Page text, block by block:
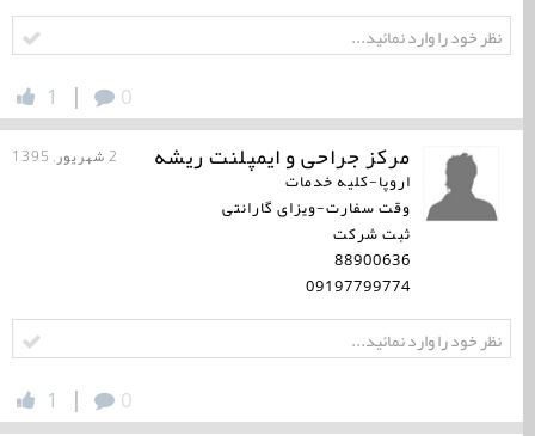
0
|
1
مرکز جراحی و ایمپلنت ریشه 2 شهریور, 1395
اروپا-کلیه خدمات
وقت سفارت-ویزای گارانتی
ثبت شرکت
88900636
09197799774
0
|
1